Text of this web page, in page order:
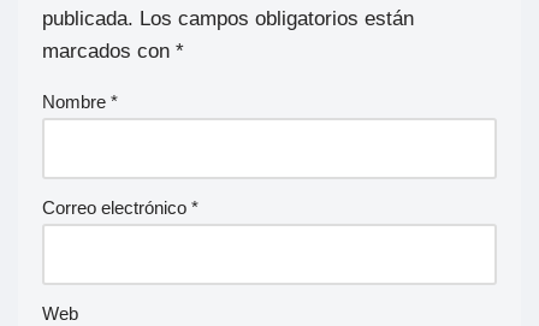
publicada. Los campos obligatorios están
marcados con *
Nombre *
Correo electrónico *
Web